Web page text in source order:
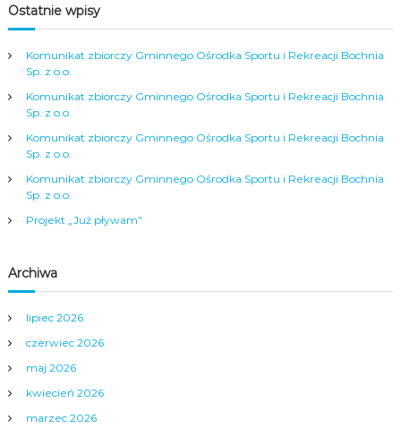
Ostatnie wpisy
Komunikat zbiorczy Gminnego Ośrodka Sportu i Rekreacji Bochnia
Sp. z o.o.
Komunikat zbiorczy Gminnego Ośrodka Sportu i Rekreacji Bochnia
Sp. z o.o.
Komunikat zbiorczy Gminnego Ośrodka Sportu i Rekreacji Bochnia
Sp. z o.o.
Komunikat zbiorczy Gminnego Ośrodka Sportu i Rekreacji Bochnia
Sp. z o.o.
Projekt „Już pływam”
Archiwa
lipiec 2026
czerwiec 2026
maj 2026
kwiecień 2026
marzec 2026